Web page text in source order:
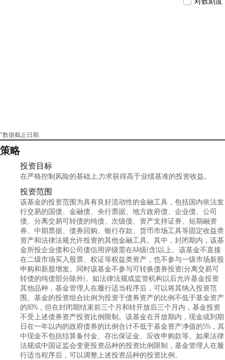
*数据截止日期:
策略
投资目标
在严格控制风险的基础上,力求获得高于业绩基准的投资收益。
投资范围
该基金的投资范围为具有良好流动性的金融工具，包括国内依法发
行交易的国债、金融债、央行票据、地方政府债、企业债、公司
债、分离交易可转债的纯债、次级债、资产支持证券、短期融资
券、中期票据、债券回购、银行存款、货币市场工具等固定收益类
资产和法律法规允许投资的其他金融工具。其中，封闭期内，该基
金所投企业债和公司债信用评级需在AA级(含)以上。该基金不直接
在二级市场买入股票、权证等权益类资产，也不参与一级市场新股
申购和新股增发。同时该基金不参与可转换债券投资(分离交易可
转债的纯债部分除外)。如法律法规或监管机构以后允许基金投资
其他品种，基金管理人在履行适当程序后，可以将其纳入投资范
围。基金的投资组合比例为投资于债券资产的比例不低于基金资产
的80%，但在封闭期结束前三个月和转开放后三个月内，基金投资
不受上述债券资产投资比例限制。该基金在开放期内，现金或到期
日在一年以内的政府债券的比例合计不低于基金资产净值的5%，其
中现金不包括结算备付金、存出保证金、应收申购款等。如果法律
法规或中国证监会变更投资品种的投资比例限制，基金管理人在履
行适当程序后，可以调整上述投资品种的投资比例。